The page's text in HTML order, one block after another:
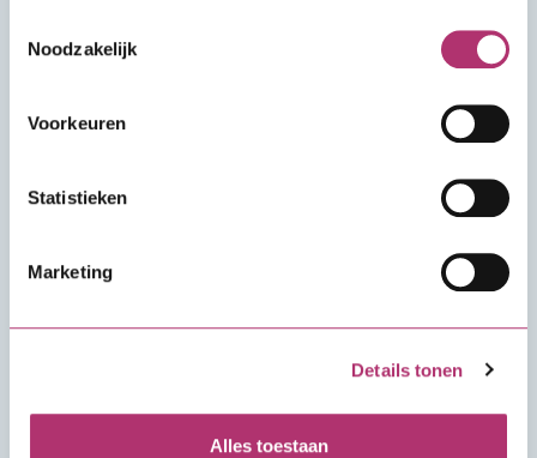
Noodzakelijk
Voorkeuren
Statistieken
Marketing
Details tonen
Alles toestaan
E-mailadres